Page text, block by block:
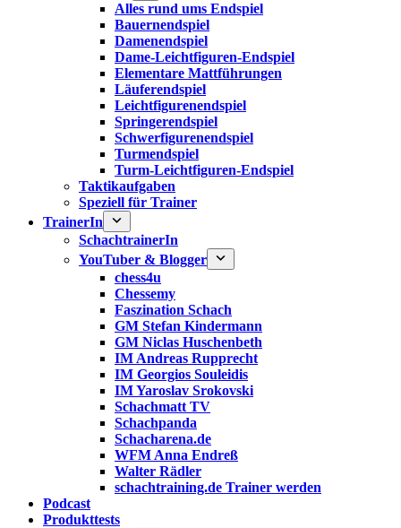
Alles rund ums Endspiel
Bauernendspiel
Damenendspiel
Dame-Leichtfiguren-Endspiel
Elementare Mattführungen
Läuferendspiel
Leichtfigurenendspiel
Springerendspiel
Schwerfigurenendspiel
Turmendspiel
Turm-Leichtfiguren-Endspiel
Taktikaufgaben
Speziell für Trainer
TrainerIn
SchachtrainerIn
YouTuber & Blogger
chess4u
Chessemy
Faszination Schach
GM Stefan Kindermann
GM Niclas Huschenbeth
IM Andreas Rupprecht
IM Georgios Souleidis
IM Yaroslav Srokovski
Schachmatt TV
Schachpanda
Schacharena.de
WFM Anna Endreß
Walter Rädler
schachtraining.de Trainer werden
Podcast
Produkttests